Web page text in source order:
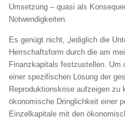
Umsetzung – quasi als
Notwendigkeiten.
Es genügt nicht, „lediglich die
Herrschaftsform durch die am
Finanzkapitals festzustellen.
einer spezifischen Lösung der
Reproduktionskrise aufzeigen zu
ökonomische Dringlichkeit einer
Einzelkapitale mit den